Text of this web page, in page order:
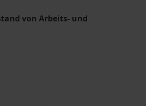
von Arbeits- und